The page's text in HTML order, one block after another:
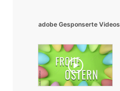
adobe Gesponserte Videos